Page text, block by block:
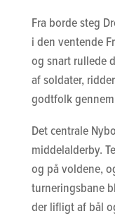
Fra borde steg
i den ventende
og snart rullede
af soldater,
godtfolk
Det centrale
middelalderby.
og på voldene,
turneringsbane
der lifligt af bål